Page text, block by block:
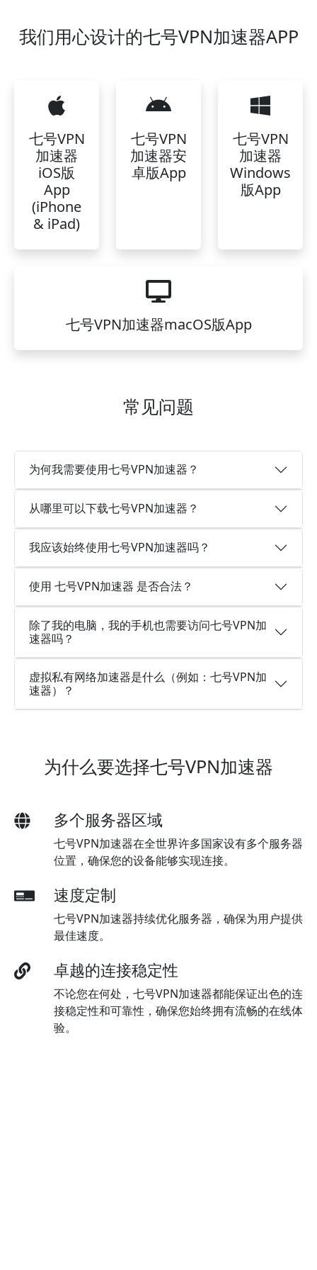
我们用心设计的七号VPN加速器APP
七号VPN
加速器
iOS版
App
(iPhone
& iPad)
七号VPN
加速器安
卓版App
七号VPN
加速器
Windows
版App
七号VPN加速器macOS版App
常见问题
为何我需要使用七号VPN加速器？
从哪里可以下载七号VPN加速器？
我应该始终使用七号VPN加速器吗？
使用 七号VPN加速器 是否合法？
除了我的电脑，我的手机也需要访问七号VPN加
速器吗？
虚拟私有网络加速器是什么（例如：七号VPN加
速器）？
为什么要选择七号VPN加速器
多个服务器区域
七号VPN加速器在全世界许多国家设有多个服务器
位置，确保您的设备能够实现连接。
速度定制
七号VPN加速器持续优化服务器，确保为用户提供
最佳速度。
卓越的连接稳定性
不论您在何处，七号VPN加速器都能保证出色的连
接稳定性和可靠性，确保您始终拥有流畅的在线体
验。